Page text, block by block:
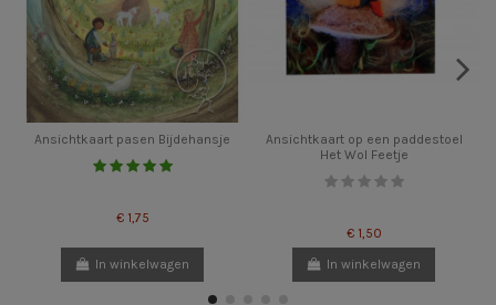
Ansichtkaart pasen Bijdehansje
€ 1,75
In winkelwagen
Ansichtkaart op een paddestoel
Het Wol Feetje
€ 1,50
In winkelwagen